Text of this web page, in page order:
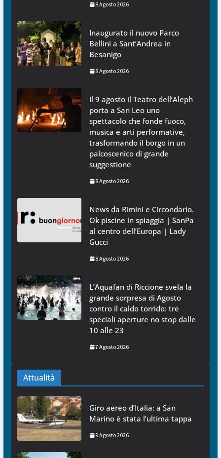
8 Agosto 2026
Inaugurato il nuovo Parco
Bellini a Sant’Andrea in
Besanigo
8 Agosto 2026
Il 9 agosto il Teatro dell’Aleph
porta a San Leo uno
spettacolo che fonde fuoco,
musica e arti performative,
trasformando il borgo in un
palcoscenico di grande
suggestione
8 Agosto 2026
News da Rimini e Circondario.
Ok piscine in spiaggia | SanPa
al centro dell’Europa | Lady
Gucci
8 Agosto 2026
L’Aquafan di Riccione svela la
grande sorpresa di Agosto
contro il caldo torrido: tre
speciali aperture no stop dalle
10 alle 23
7 Agosto 2026
Attualità
Giro aereo d’Italia: a San
Marino è stata l’ultima tappa
9 Agosto 2026